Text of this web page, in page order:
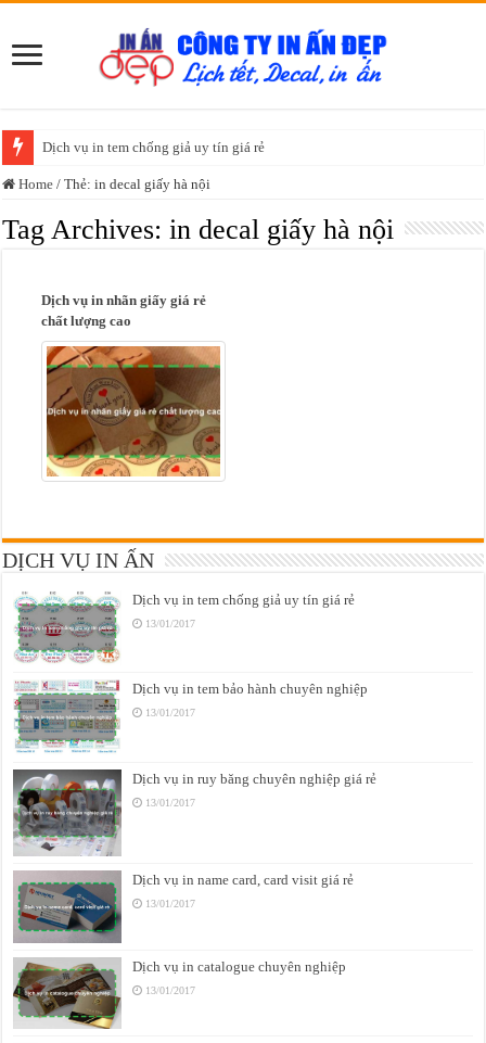
Dịch vụ in tem chống giả uy tín giá rẻ
Home / Thẻ:in decal giấy hà nội
Tag Archives: in decal giấy hà nội
Dịch vụ in nhãn giấy giá rẻ
chất lượng cao
DỊCH VỤ IN ẤN
Dịch vụ in tem chống giả uy tín giá rẻ
13/01/2017
Dịch vụ in tem bảo hành chuyên nghiệp
13/01/2017
Dịch vụ in ruy băng chuyên nghiệp giá rẻ
13/01/2017
Dịch vụ in name card, card visit giá rẻ
13/01/2017
Dịch vụ in catalogue chuyên nghiệp
13/01/2017